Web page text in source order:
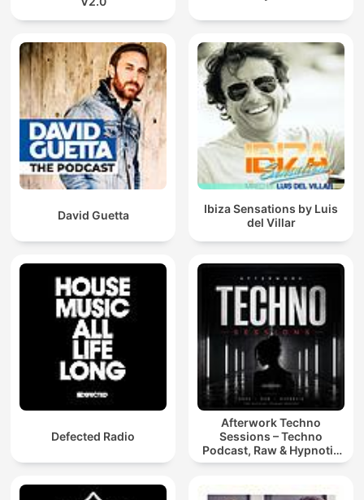
David Guetta
Ibiza Sensations by Luis
del Villar
Defected Radio
Afterwork Techno
Sessions – Techno
Podcast, Raw & Hypnotic
Techno Mixes